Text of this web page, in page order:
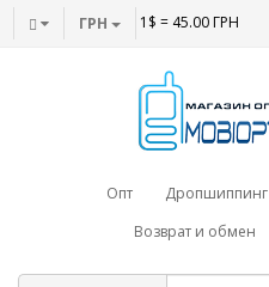
ГРН 1$ = 45.00 ГРН
Опт Дропшиппинг
Возврат и обмен